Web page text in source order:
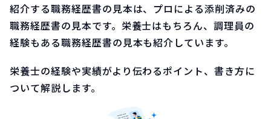
紹介する職務経歴書の見本は、プロによる添削済みの
職務経歴書の見本です。栄養士はもちろん、調理員の
経験もある職務経歴書の見本も紹介しています。
栄養士の経験や実績がより伝わるポイント、書き方に
ついて解説します。